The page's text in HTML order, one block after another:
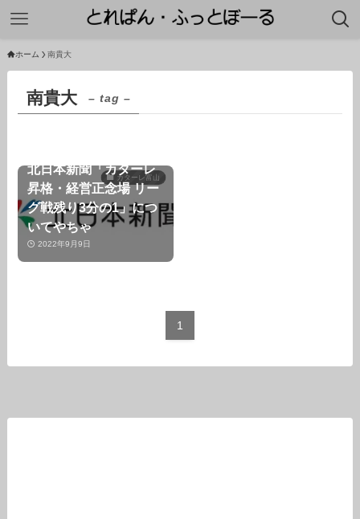
ホーム 南貴大
南貴大 – tag –
カターレ富山
北日本新聞「カターレ
昇格・経営正念場 リー
グ戦残り3分の1」につ
いてやちゃ
2022年9月9日
1